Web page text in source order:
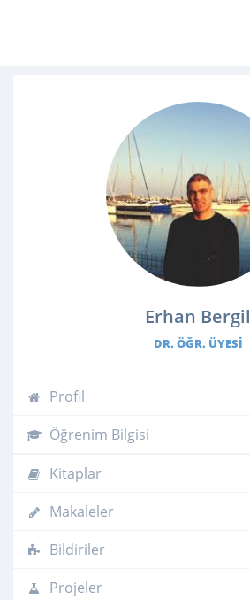
Erhan Bergil
DR. ÖĞR. ÜYESI
Profil
Öğrenim Bilgisi
Kitaplar
Makaleler
Bildiriler
Projeler